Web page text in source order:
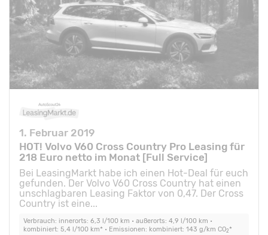
1. Februar 2019
HOT! Volvo V60 Cross Country Pro Leasing für
218 Euro netto im Monat [Full Service]
Bei LeasingMarkt habe ich einen Hot-Deal für euch
gefunden. Der Volvo V60 Cross Country hat einen
unschlagbaren Leasing Faktor von 0,47. Der Cross
Country ist eine...
Verbrauch: innerorts: 6,3 l/100 km • außerorts: 4,9 l/100 km •
kombiniert: 5,4 l/100 km* • Emissionen: kombiniert: 143 g/km CO2*